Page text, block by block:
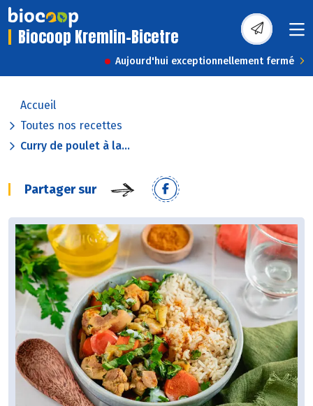
Biocoop Kremlin-Bicetre
Aujourd'hui exceptionnellement fermé
Accueil
Toutes nos recettes
Curry de poulet à la...
Partager sur